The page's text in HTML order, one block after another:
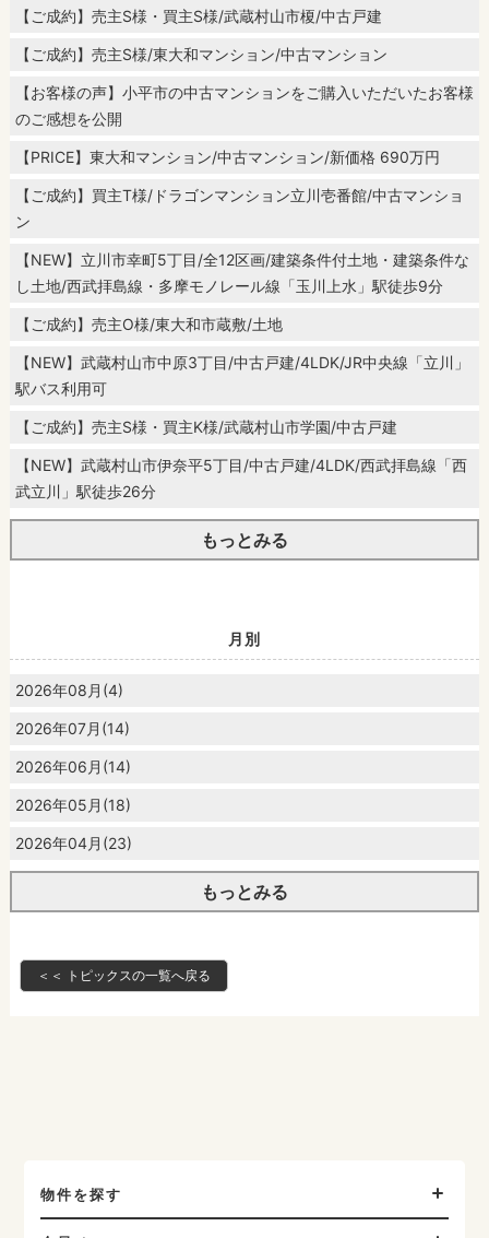
【ご成約】売主S様・買主S様/武蔵村山市榎/中古戸建
【ご成約】売主S様/東大和マンション/中古マンション
【お客様の声】小平市の中古マンションをご購入いただいたお客様
のご感想を公開
【PRICE】東大和マンション/中古マンション/新価格 690万円
【ご成約】買主T様/ドラゴンマンション立川壱番館/中古マンショ
ン
【NEW】立川市幸町5丁目/全12区画/建築条件付土地・建築条件な
し土地/西武拝島線・多摩モノレール線「玉川上水」駅徒歩9分
【ご成約】売主O様/東大和市蔵敷/土地
【NEW】武蔵村山市中原3丁目/中古戸建/4LDK/JR中央線「立川」
駅バス利用可
【ご成約】売主S様・買主K様/武蔵村山市学園/中古戸建
【NEW】武蔵村山市伊奈平5丁目/中古戸建/4LDK/西武拝島線「西
武立川」駅徒歩26分
もっとみる
月別
2026年08月(4)
2026年07月(14)
2026年06月(14)
2026年05月(18)
2026年04月(23)
もっとみる
＜＜ トピックスの一覧へ戻る
物件を探す